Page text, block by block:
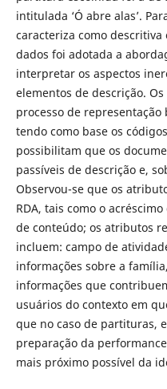
intitulada ‘Ó abre alas’.
caracteriza como
dados foi adotada a
interpretar os aspectos
elementos de descrição.
processo de
tendo como base os
possibilitam que os
passíveis de descrição e,
Observou-se que os
RDA, tais como o
de conteúdo; os atributos
incluem: campo de
informações sobre a
informações que
usuários do contexto em
que no caso de partituras,
preparação da
mais próximo possível da